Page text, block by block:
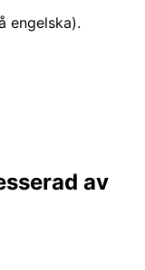
engelska).
av